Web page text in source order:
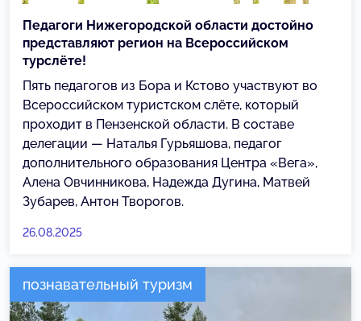
Педагоги Нижегородской области достойно
представляют регион на Всероссийском
турслёте!
Пять педагогов из Бора и Кстово участвуют во
Всероссийском туристском слёте, который
проходит в Пензенской области. В составе
делегации — Наталья Гурьяшова, педагог
дополнительного образования Центра «Вега»,
Алена Овчинникова, Надежда Дугина, Матвей
Зубарев, Антон Творогов.
26.08.2025
познавательный туризм